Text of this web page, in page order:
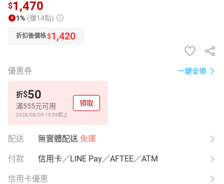
$1,470
1% (賺14點)
折扣後價格$1,420
優惠券 一鍵全領
折$50
滿555元可用
2026/08/09 15:59截止
領取
配送 無實體配送 免運
付款 信用卡／LINE Pay／AFTEE／ATM
信用卡優惠